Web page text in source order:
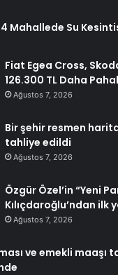
4 Mahallede Su
Fiat Egea Cross,
126.300 TL Daha
Ağustos 7, 2026
Bir şehir resmen
tahliye edildi
Ağustos 7, 2026
Özgür Özel’in “Yeni
Kılıçdaroğlu’ndan ilk
Ağustos 7, 2026
ve emekli maaşı